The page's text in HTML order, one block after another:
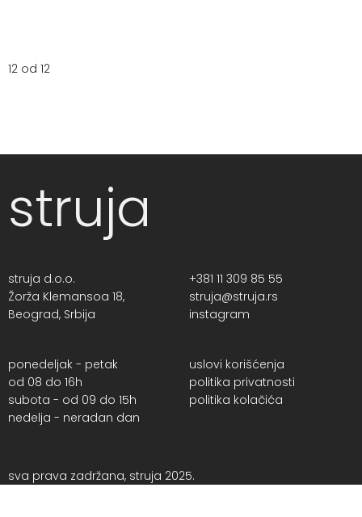
12 od 12
struja
struja d.o.o.
Žorža Klemansoa 18,
Beograd, Srbija
+381 11 309 85 55
struja@struja.rs
instagram
ponedeljak - petak
od 08 do 16h
subota - od 09 do 15h
nedelja - neradan dan
uslovi korišćenja
politika privatnosti
politika kolačića
sva prava zadržana, struja 2025.